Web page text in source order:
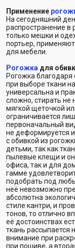
Применение
На сегодняшний
распространение в
только мешки и
портьер,
для мебели.
Рогожка для
Рогожка
при выборе ткани
универсальна и
сложно, стирать не
мягкой щеточкой
ограничивается
первоначальный
не деформируется
с обивкой из
детьми, так как
пылевые клещи и
офиса, так и для
гамме
подобрать под
неё невозможно
абсолютна
стиле кантри, и
тонов, то отлично
её достоинствах
ткань рассыпается
внимание при
при пошиве, а